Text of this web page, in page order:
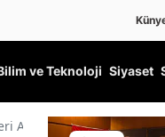
ve Teknoloji Siyaset
Açıklandı